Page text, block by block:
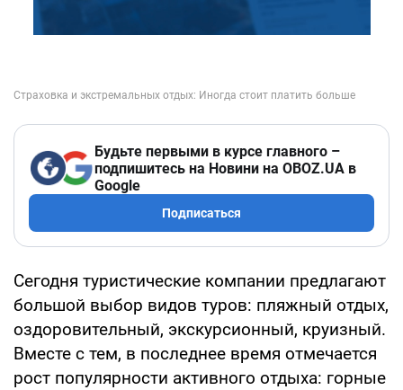
Будьте первыми в курсе главного –
подпишитесь на Новини на OBOZ.UA в
Google
Подписаться
Сегодня туристические компании предлагают
большой выбор видов туров: пляжный отдых,
оздоровительный, экскурсионный, круизный.
Вместе с тем, в последнее время отмечается
рост популярности активного отдыха: горные